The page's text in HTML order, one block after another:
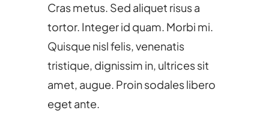
Cras metus. Sed aliquet risus a
tortor. Integer id quam. Morbi mi.
Quisque nisl felis, venenatis
tristique, dignissim in, ultrices sit
amet, augue. Proin sodales libero
eget ante.